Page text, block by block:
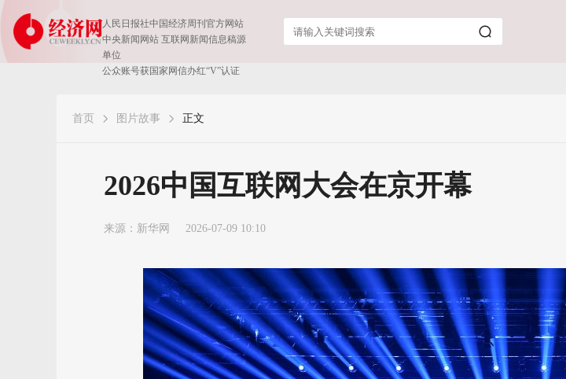
人民日报社中国经济周刊官方网站
中央新闻网站 互联网新闻信息稿源
单位
公众账号获国家网信办红“V”认证
首页 图片故事 正文
2026中国互联网大会在京开幕
来源： 新华网 2026-07-09 10:10